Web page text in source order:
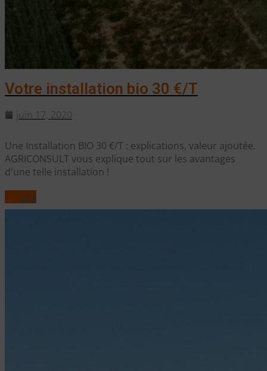
Votre installation bio 30 €/T
juin 17, 2020
Une Installation BIO 30 €/T : explications, valeur ajoutée.
AGRICONSULT vous explique tout sur les avantages
d'une telle installation !
Lire